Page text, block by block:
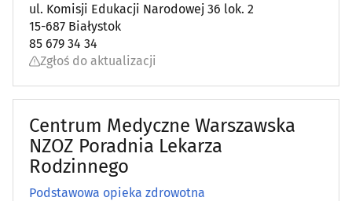
ul. Komisji Edukacji Narodowej 36 lok. 2
15-687 Białystok
85 679 34 34
Zgłoś do aktualizacji
Centrum Medyczne Warszawska
NZOZ Poradnia Lekarza
Rodzinnego
Podstawowa opieka zdrowotna